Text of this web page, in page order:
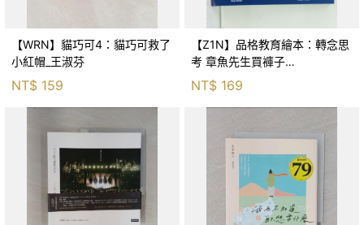
【WRN】貓巧可4：貓巧可救了
小紅帽_王淑芬
NT$ 159
【Z1N】品格教育繪本：轉念思
考 章魚先生買褲子
(Octopants)_蘇西‧西尼爾, 黃筱
NT$ 169